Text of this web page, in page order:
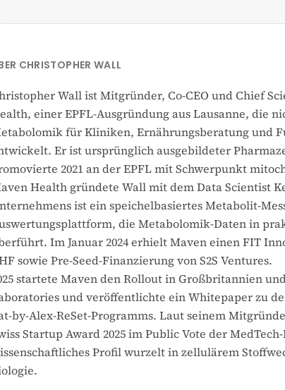
CHRISTOPHER WALL
Wall ist Mitgründer, Co-CEO und Chief
einer EPFL-Ausgründung aus Lausanne, die
für Kliniken, Ernährungsberatung und
Er ist ursprünglich ausgebildeter
2021 an der EPFL mit Schwerpunkt
Health gründete Wall mit dem Data Scientist
ist ein speichelbasiertes Metabolit-
die Metabolomik-Daten in
Im Januar 2024 erhielt Maven einen FIT
sowie Pre-Seed-Finanzierung von S2S Ventures.
startete Maven den Rollout in Großbritannien
und veröffentlichte ein Whitepaper zu
by-Alex-ReSet-Programms. Laut seinem
Startup Award 2025 im Public Vote der
Profil wurzelt in zellulärem